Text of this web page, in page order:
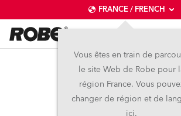
FRANCE / FRENCH
Vous êtes en train de
le site Web de Robe pour
région France. Vous
changer de région et de
ici.
SuperSpikie™
Arrêté